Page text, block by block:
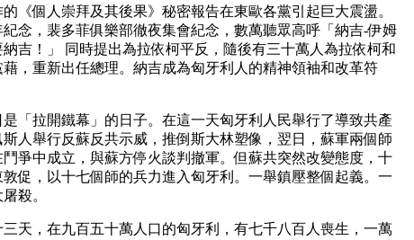
《個人崇拜及其後果》秘密報告在東歐各黨引起巨大震盪。
念，裴多菲俱樂部徹夜集會紀念，數萬聽眾高呼「納吉-伊姆
吉！」 同時提出為拉依柯平反，隨後有三十萬人為拉依柯和
，重新出任總理。納吉成為匈牙利人的精神領袖和改革符
「拉開鐵幕」的日子。在這一天匈牙利人民舉行了導致共產
人舉行反蘇反共示威，推倒斯大林塑像，翌日，蘇軍兩個師
爭中成立，與蘇方停火談判撤軍。但蘇共突然改變態度，十
促，以十七個師的兵力進入匈牙利。一舉鎮壓整個起義。一
殺。
天，在九百五十萬人口的匈牙利，有七千八百人喪生，一萬